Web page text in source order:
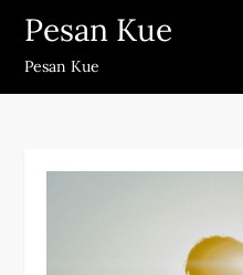
Skip
content
Pesan Kue
Pesan Kue